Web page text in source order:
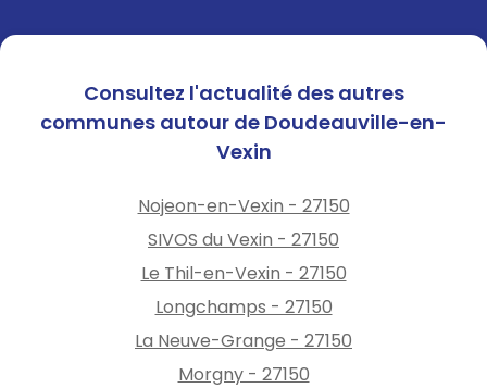
Consultez l'actualité des autres
communes autour de Doudeauville-en-
Vexin
Nojeon-en-Vexin - 27150
SIVOS du Vexin - 27150
Le Thil-en-Vexin - 27150
Longchamps - 27150
La Neuve-Grange - 27150
Morgny - 27150